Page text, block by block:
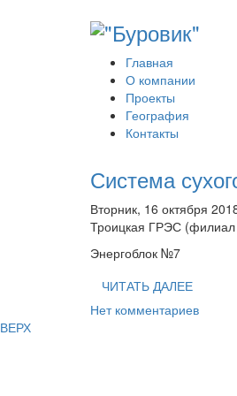
Главная
О компании
Проекты
География
Контакты
Система
Вторник, 16 октября
Троицкая ГРЭС
Энергоблок №7
ЧИТАТЬ ДАЛЕЕ
Нет комментариев
ВЕРХ